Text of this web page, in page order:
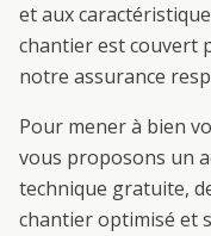
et aux
chantier est couvert
notre assurance
Pour mener à bien
vous proposons un
technique gratuite,
chantier optimisé et